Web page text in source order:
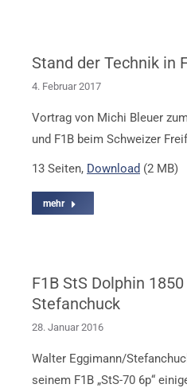
Stand der Technik in
4. Februar 2017
Vortrag von Michi Bleuer
und F1B beim Schweizer
13 Seiten, Download (2 MB)
mehr
F1B StS Dolphin
Stefanchuck
28. Januar 2016
Walter Eggimann/
seinem F1B „StS-70 6p“